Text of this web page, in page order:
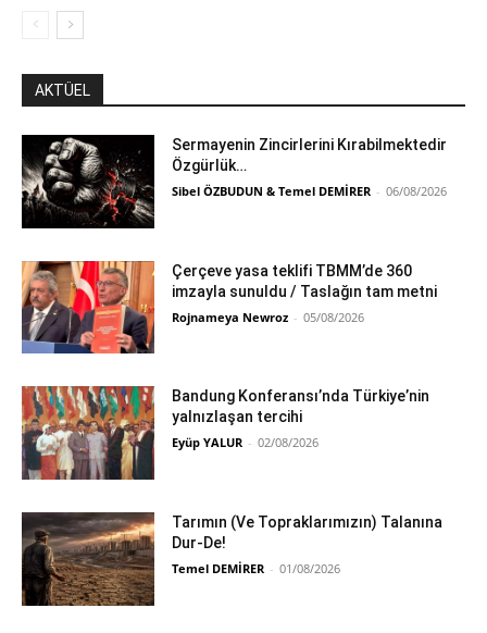
AKTÜEL
Sermayenin Zincirlerini Kırabilmektedir
Özgürlük…
Sibel ÖZBUDUN & Temel DEMİRER - 06/08/2026
Çerçeve yasa teklifi TBMM’de 360
imzayla sunuldu / Taslağın tam metni
Rojnameya Newroz - 05/08/2026
Bandung Konferansı’nda Türkiye’nin
yalnızlaşan tercihi
Eyüp YALUR - 02/08/2026
Tarımın (Ve Topraklarımızın) Talanına
Dur-De!
Temel DEMİRER - 01/08/2026